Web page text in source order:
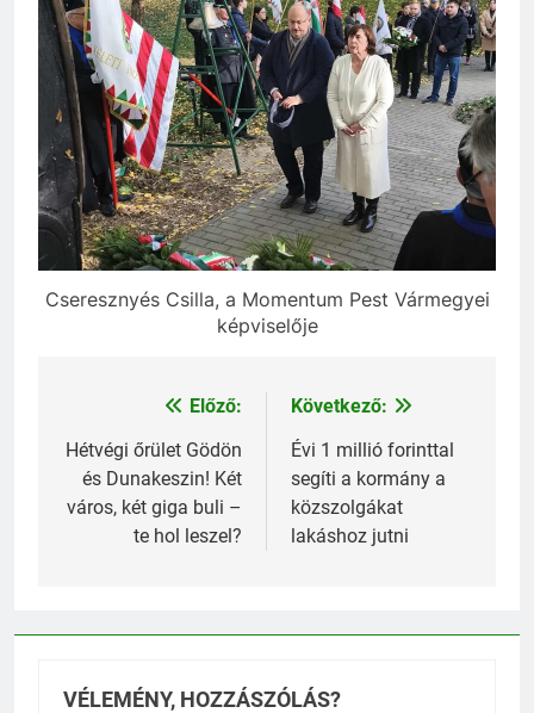
Cseresznyés Csilla, a Momentum Pest Vármegyei
képviselője
Bejegyzés
navigáció
Előző:
Hétvégi őrület Gödön
és Dunakeszin! Két
város, két giga buli –
te hol leszel?
Következő:
Évi 1 millió forinttal
segíti a kormány a
közszolgákat
lakáshoz jutni
VÉLEMÉNY, HOZZÁSZÓLÁS?